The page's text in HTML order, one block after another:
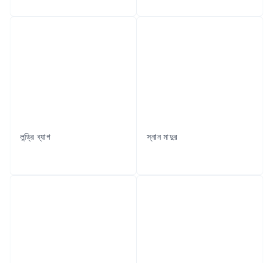
লন্ড্রি ব্যাগ স্নান মাদুর